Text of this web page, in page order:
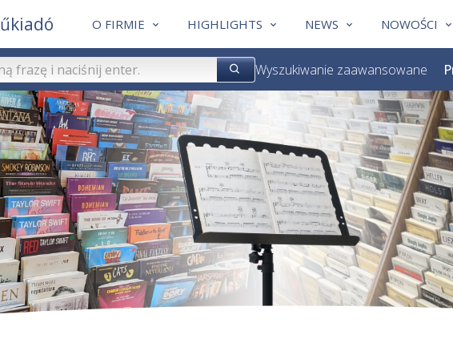
O FIRMIE HIGHLIGHTS NEWS NOWOŚCI
Wyszukiwanie zaawansowane